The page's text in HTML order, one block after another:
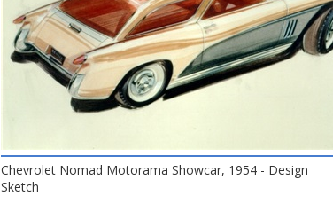
Chevrolet Nomad Motorama Showcar, 1954 - Design
Sketch